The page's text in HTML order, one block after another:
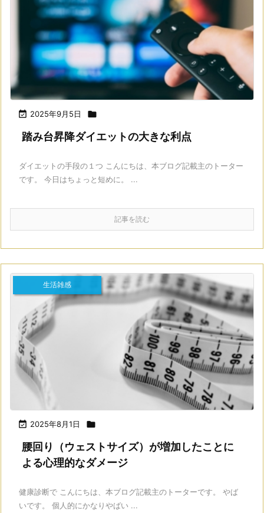
 2025年9月5日 
踏み台昇降ダイエットの大きな利点
ダイエットの手段の１つ こんにちは、本ブログ記載主のトーター
です。 今日はちょっと短めに。 ...
記事を読む
 2025年8月1日 
生活雑感
腰回り（ウェストサイズ）が増加したことに
よる心理的なダメージ
健康診断で こんにちは、本ブログ記載主のトーターです。 やば
いです。 個人的にかなりやばい ...